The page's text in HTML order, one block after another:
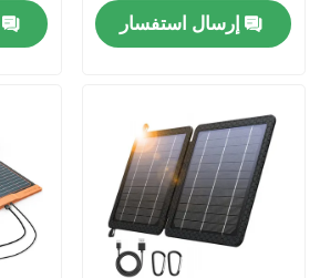
لوحة شمسية مرنة
بطانية شمسية قابلة للطي
شاحن البطاريات الشمسية
إرسال استفسار